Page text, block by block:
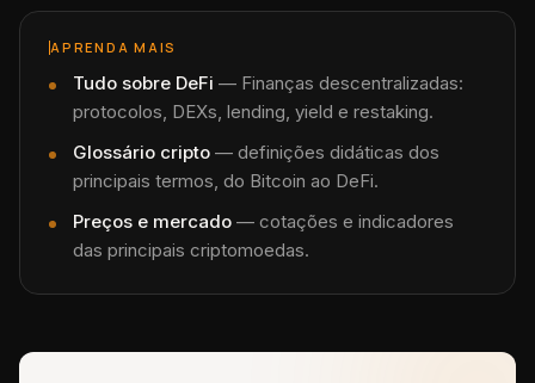
APRENDA MAIS
Tudo sobre DeFi — Finanças descentralizadas:
protocolos, DEXs, lending, yield e restaking.
Glossário cripto — definições didáticas dos
principais termos, do Bitcoin ao DeFi.
Preços e mercado — cotações e indicadores
das principais criptomoedas.